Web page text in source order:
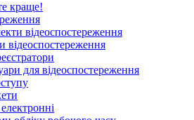
краще!
відеоспостереження
відеоспостереження
для відеоспостереження